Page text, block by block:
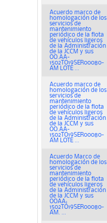
Acuerdo marco de
homologación de los
servicios de
mantenimiento
periódico de la flota
de vehículos ligeros
de la Administración
de la JCCM y sus
OO.AA-
1502TO19SER00080-
AM LOTE ...
Acuerdo marco de
homologación de los
servicios de
mantenimiento
periódico de la flota
de vehículos ligeros
de la Administración
de la JCCM y sus
OO.AA-
1502TO19SER00080-
AM LOTE ...
Acuerdo Marco de
homologación de los
servicios de
mantenimiento
periódico de la flota
de vehículos ligeros
de la Administración
de la JCCM y sus
OOAA;
1502TO19SER00080-
AM. ...